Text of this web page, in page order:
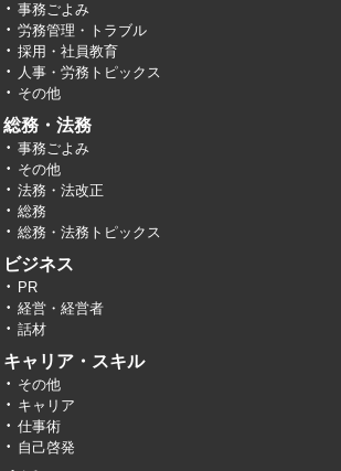
事務ごよみ
労務管理・トラブル
採用・社員教育
人事・労務トピックス
その他
総務・法務
事務ごよみ
その他
法務・法改正
総務
総務・法務トピックス
ビジネス
PR
経営・経営者
話材
キャリア・スキル
その他
キャリア
仕事術
自己啓発